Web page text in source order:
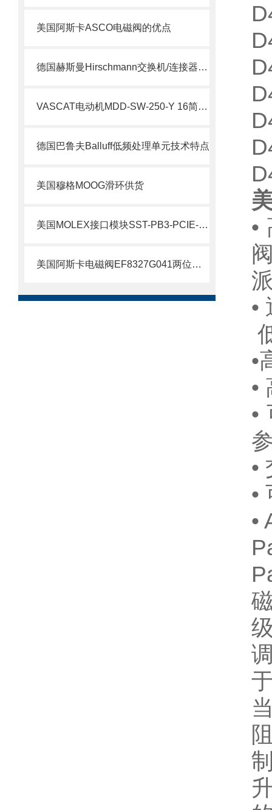
美国阿斯卡ASCO电磁阀的优点
德国赫斯曼Hirschmann交换机/连接器介绍
VASCAT电动机MDD-SW-250-Y 16简要介绍
德国巴鲁夫Balluff低频处理单元技术特点
美国穆格MOOG滑环供货
美国MOLEX接口模块SST-PB3-PCIE-2 产品解析
美国阿斯卡电磁阀EF8327G041两位四通技术
•
•
•
•
•
•
•
•